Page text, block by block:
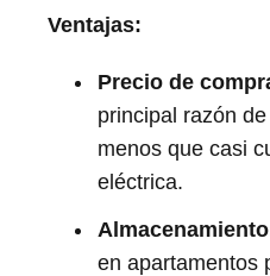
Ventajas:
Precio de
principal razón
menos que casi
eléctrica.
en apartamentos